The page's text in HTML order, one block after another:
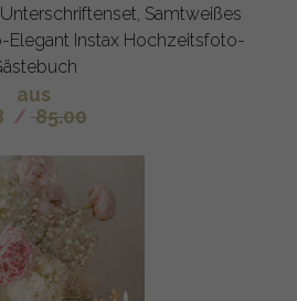
Samtweißes
Instax Hochzeitsfoto-
aus
/ 85.00